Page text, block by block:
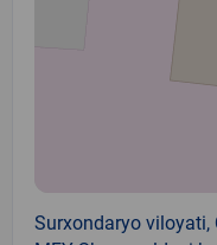
Surxondaryo viloyati,